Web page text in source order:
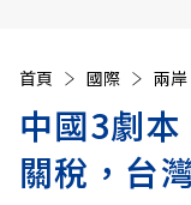
首頁 國際 兩岸
中國3劇
關稅，台